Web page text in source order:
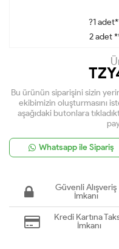
?1
2 adet
Bu ürünün siparişini sizin
ekibimizin oluşturmasını
aşağıdaki butonlara
Whatsapp ile Sipariş
Güvenli Alışveriş
İmkanı
Kredi Kartına
İmkanı